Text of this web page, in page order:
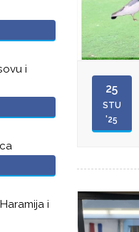
i
i
25
STU
'25